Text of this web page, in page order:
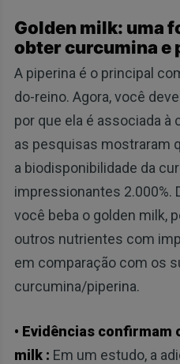
Golden milk: uma
obter curcumina e
A piperina é o principal
do-reino. Agora, você
por que ela é associada à
as pesquisas mostraram
a biodisponibilidade da
impressionantes 2.000%.
você beba o golden milk,
outros nutrientes com
em comparação com os
curcumina/piperina.
• Evidências
milk : Em um estudo, a